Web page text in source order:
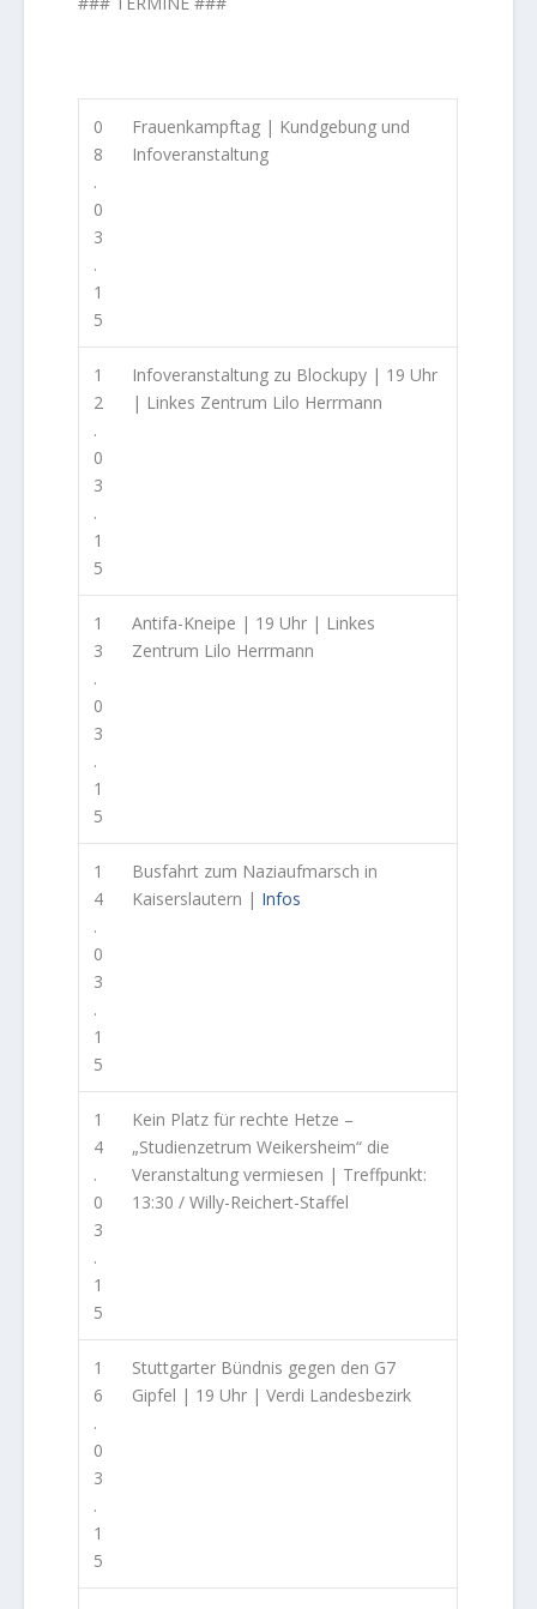
0
8
.
0
3
.
1
5
Frauenkampftag | Kundgebung und
Infoveranstaltung
1
2
.
0
3
.
1
5
Infoveranstaltung zu Blockupy | 19 Uhr
| Linkes Zentrum Lilo Herrmann
1
3
.
0
3
.
1
5
Antifa-Kneipe | 19 Uhr | Linkes
Zentrum Lilo Herrmann
1
4
.
0
3
.
1
5
Busfahrt zum Naziaufmarsch in
Kaiserslautern | Infos
1
4
.
0
3
.
1
5
Kein Platz für rechte Hetze –
„Studienzetrum Weikersheim“ die
Veranstaltung vermiesen | Treffpunkt:
13:30 / Willy-Reichert-Staffel
1
6
.
0
3
.
1
5
Stuttgarter Bündnis gegen den G7
Gipfel | 19 Uhr | Verdi Landesbezirk